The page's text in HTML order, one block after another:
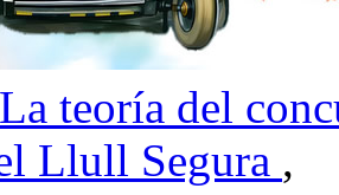
teoría del
Llull Segura ,